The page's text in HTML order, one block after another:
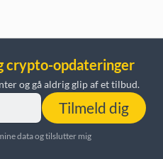
crypto-opdateringer
og gå aldrig glip af et tilbud.
Tilmeld dig
data og tilslutter mig